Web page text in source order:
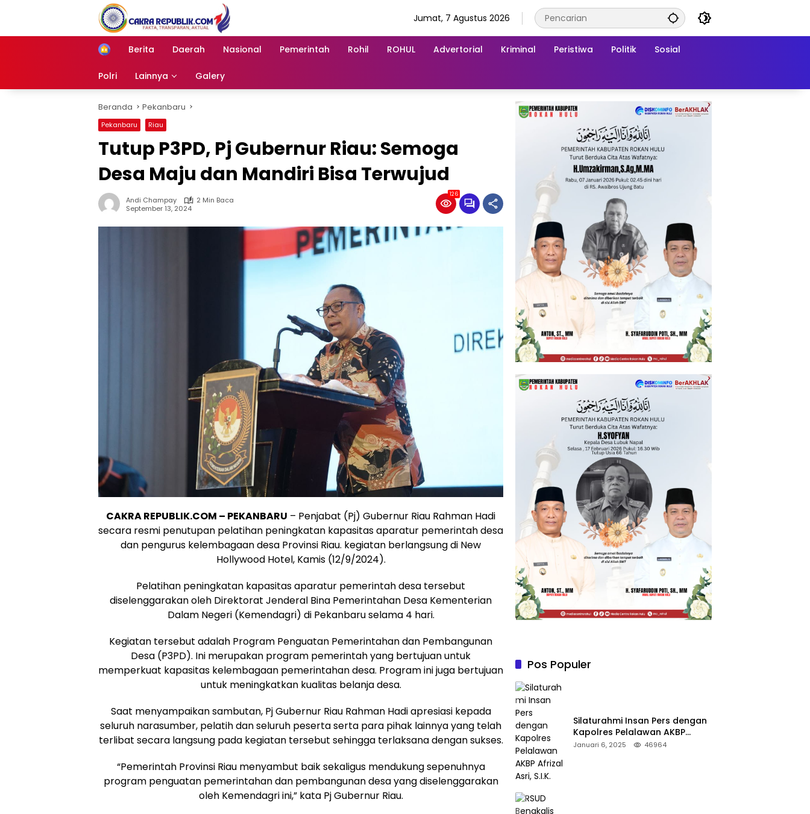
Jumat, 7 Agustus 2026
Berita Daerah Nasional Pemerintah Rohil ROHUL Advertorial Kriminal Peristiwa Politik Sosial
Polri Lainnya Galery
Beranda Pekanbaru
Pekanbaru Riau
Tutup P3PD, Pj Gubernur Riau: Semoga
Desa Maju dan Mandiri Bisa Terwujud
Andi Champay
2 Min Baca
September 13, 2024
126
CAKRA REPUBLIK.COM – PEKANBARU – Penjabat (Pj) Gubernur Riau Rahman Hadi
secara resmi penutupan pelatihan peningkatan kapasitas aparatur pemerintah desa
dan pengurus kelembagaan desa Provinsi Riau. kegiatan berlangsung di New
Hollywood Hotel, Kamis (12/9/2024).
Pelatihan peningkatan kapasitas aparatur pemerintah desa tersebut
diselenggarakan oleh Direktorat Jenderal Bina Pemerintahan Desa Kementerian
Dalam Negeri (Kemendagri) di Pekanbaru selama 4 hari.
Kegiatan tersebut adalah Program Penguatan Pemerintahan dan Pembangunan
Desa (P3PD). Ini merupakan program pemerintah yang bertujuan untuk
memperkuat kapasitas kelembagaan pemerintahan desa. Program ini juga bertujuan
untuk meningkatkan kualitas belanja desa.
Saat menyampaikan sambutan, Pj Gubernur Riau Rahman Hadi apresiasi kepada
seluruh narasumber, pelatih dan seluruh peserta serta para pihak lainnya yang telah
terlibat secara langsung pada kegiatan tersebut sehingga terlaksana dengan sukses.
“Pemerintah Provinsi Riau menyambut baik sekaligus mendukung sepenuhnya
program penguatan pemerintahan dan pembangunan desa yang diselenggarakan
oleh Kemendagri ini,” kata Pj Gubernur Riau.
Pos Populer
Silaturahmi Insan Pers dengan
Kapolres Pelalawan AKBP
Afrizal Asri, S.I.K.
Januari 6, 2025 46964